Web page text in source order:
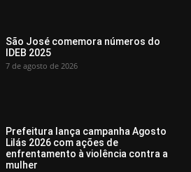
São José comemora números do
IDEB 2025
7 de agosto de 2026
Prefeitura lança campanha Agosto
Lilás 2026 com ações de
enfrentamento à violência contra a
mulher